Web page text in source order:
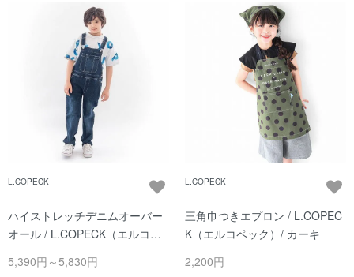
L.COPECK
ハイストレッチデニムオーバー
オール / L.COPECK（エルコペ
5,390円～5,830円
L.COPECK
三角巾つきエプロン / L.COPEC
K（エルコペック）/ カーキ
2,200円